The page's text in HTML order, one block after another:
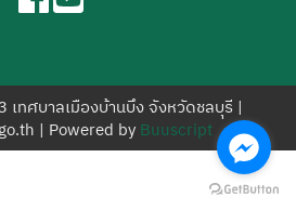
เทศบาลเมืองบ้านบึง จังหวัดชลบุรี |
| Powered by Buuscript